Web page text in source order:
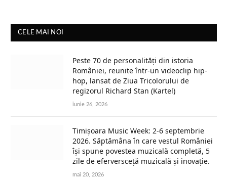
CELE MAI NOI
Peste 70 de personalități din istoria
României, reunite într-un videoclip hip-
hop, lansat de Ziua Tricolorului de
regizorul Richard Stan (Kartel)
iunie 26, 2026
Timișoara Music Week: 2-6 septembrie
2026. Săptămâna în care vestul României
își spune povestea muzicală completă, 5
zile de eferversceță muzicală și inovație.
mai 20, 2026